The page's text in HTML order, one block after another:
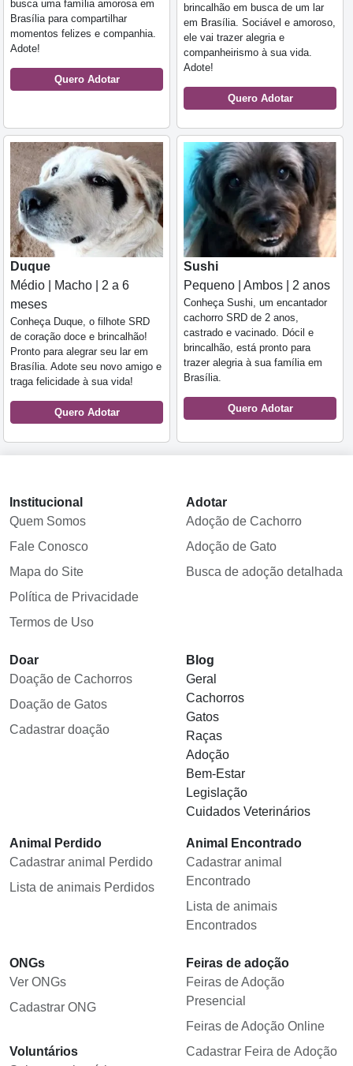
busca uma família amorosa em
Brasília para compartilhar
momentos felizes e companhia.
Adote!
Quero Adotar
brincalhão em busca de um lar
em Brasília. Sociável e amoroso,
ele vai trazer alegria e
companheirismo à sua vida.
Adote!
Quero Adotar
Duque
Médio | Macho | 2 a 6
meses
Conheça Duque, o filhote SRD
de coração doce e brincalhão!
Pronto para alegrar seu lar em
Brasília. Adote seu novo amigo e
traga felicidade à sua vida!
Quero Adotar
Sushi
Pequeno | Ambos | 2 anos
Conheça Sushi, um encantador
cachorro SRD de 2 anos,
castrado e vacinado. Dócil e
brincalhão, está pronto para
trazer alegria à sua família em
Brasília.
Quero Adotar
Institucional
Quem Somos
Fale Conosco
Mapa do Site
Política de Privacidade
Termos de Uso
Adotar
Adoção de Cachorro
Adoção de Gato
Busca de adoção detalhada
Doar
Doação de Cachorros
Doação de Gatos
Cadastrar doação
Blog
Geral
Cachorros
Gatos
Raças
Adoção
Bem-Estar
Legislação
Cuidados Veterinários
Animal Perdido
Cadastrar animal Perdido
Lista de animais Perdidos
Animal Encontrado
Cadastrar animal
Encontrado
Lista de animais
Encontrados
ONGs
Ver ONGs
Cadastrar ONG
Voluntários
Feiras de adoção
Feiras de Adoção
Presencial
Feiras de Adoção Online
Cadastrar Feira de Adoção